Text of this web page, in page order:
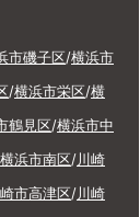
市磯子区/横浜市
/横浜市栄区/横
鶴見区/横浜市中
横浜市南区/川崎
市高津区/川崎